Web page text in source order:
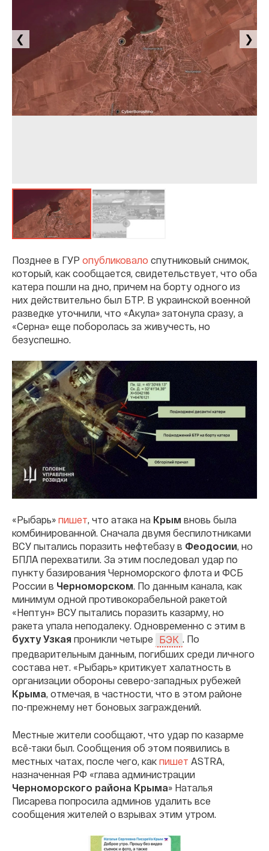
❮ ❯
Позднее в ГУР опубликовало спутниковый снимок,
который, как сообщается, свидетельствует, что оба
катера пошли на дно, причем на борту одного из
них действительно был БТР. В украинской военной
разведке уточнили, что «Акула» затонула сразу, а
«Серна» еще поборолась за живучесть, но
безуспешно.
«Рыбарь» пишет, что атака на Крым вновь была
комбинированной. Сначала двумя беспилотниками
ВСУ пытались поразить нефтебазу в Феодосии, но
БПЛА перехватили. За этим последовал удар по
пункту базирования Черноморского флота и ФСБ
России в Черноморском. По данным канала, как
минимум одной противокорабельной ракетой
«Нептун» ВСУ пытались поразить казарму, но
ракета упала неподалеку. Одновременно с этим в
бухту Узкая проникли четыре БЭК . По
предварительным данным, погибших среди личного
состава нет. «Рыбарь» критикует халатность в
организации обороны северо-западных рубежей
Крыма, отмечая, в частности, что в этом районе
по-прежнему нет боновых заграждений.
Местные жители сообщают, что удар по казарме
всё-таки был. Сообщения об этом появились в
местных чатах, после чего, как пишет ASTRA,
назначенная РФ «глава администрации
Черноморского района Крыма» Наталья
Писарева попросила админов удалить все
сообщения жителей о взрывах этим утром.